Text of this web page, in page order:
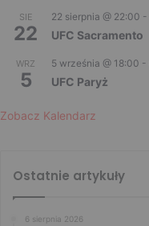
SIE
22
22 sierpnia @ 22:00 -
UFC Sacramento
WRZ
5
5 września @ 18:00 -
UFC Paryż
Zobacz Kalendarz
Ostatnie artykuły
6 sierpnia 2026